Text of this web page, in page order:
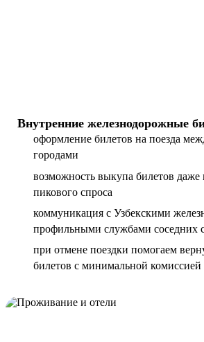
Внутренние железнодорожные
оформление билетов на поезда
городами
возможность выкупа билетов
пикового спроса
коммуникация с Узбекскими
профильными службами соседних
при отмене поездки помогаем
билетов с минимальной комиссией